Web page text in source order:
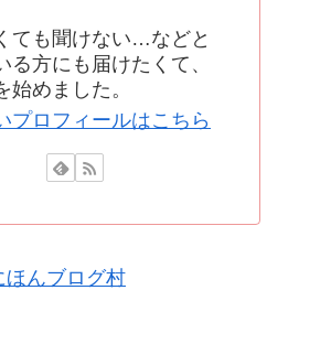
ても聞けない…などと
る方にも届けたくて、
始めました。
プロフィールはこちら
ほんブログ村